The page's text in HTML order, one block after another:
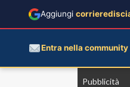
Pubblicità
Aggiungi
Entra nella